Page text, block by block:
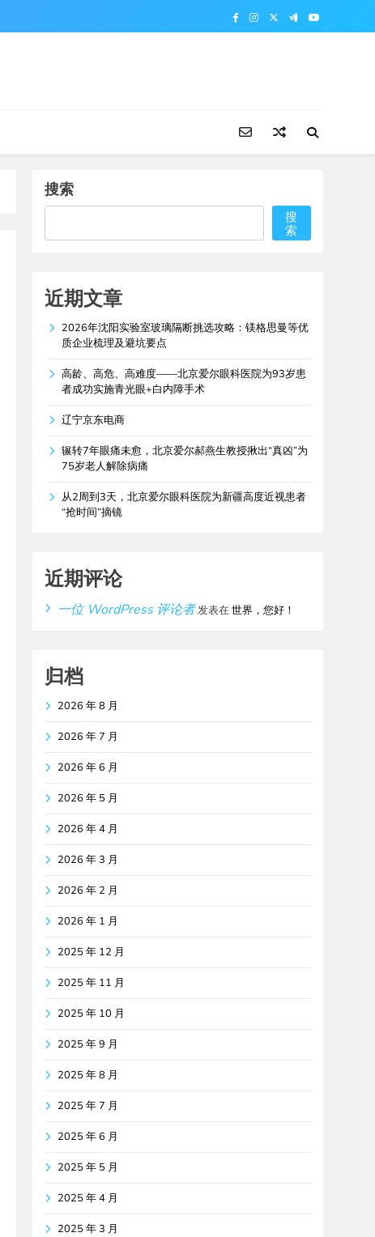
搜索
搜
索
近期文章
2026年沈阳实验室玻璃隔断挑选攻略：镁格思曼等优
质企业梳理及避坑要点
高龄、高危、高难度——北京爱尔眼科医院为93岁患
者成功实施青光眼+白内障手术
辽宁京东电商
辗转7年眼痛未愈，北京爱尔郝燕生教授揪出“真凶”为
75岁老人解除病痛
从2周到3天，北京爱尔眼科医院为新疆高度近视患者
“抢时间”摘镜
近期评论
一位 WordPress 评论者发表在世界，您好！
归档
2026 年 8 月
2026 年 7 月
2026 年 6 月
2026 年 5 月
2026 年 4 月
2026 年 3 月
2026 年 2 月
2026 年 1 月
2025 年 12 月
2025 年 11 月
2025 年 10 月
2025 年 9 月
2025 年 8 月
2025 年 7 月
2025 年 6 月
2025 年 5 月
2025 年 4 月
2025 年 3 月